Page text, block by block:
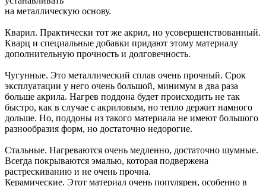
на металлическую основу.
Кварил. Практически тот же акрил, но усовершенствованный.
Кварц и специальные добавки придают этому материалу
дополнительную прочность и долговечность.
Чугунные. Это металлический сплав очень прочный. Срок
эксплуатации у него очень большой, минимум в два раза
больше акрила. Нагрев поддона будет происходить не так
быстро, как в случае с акриловым, но тепло держит намного
дольше. Но, поддоны из такого материала не имеют большого
разнообразия форм, но достаточно недорогие.
Стальные. Нагреваются очень медленно, достаточно шумные.
Всегда покрываются эмалью, которая подвержена
растрескиванию и не очень прочна.
Керамические. Этот материал очень популярен, особенно в